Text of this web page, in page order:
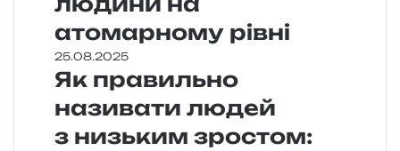
атомарному рівні
25.08.2025
Як правильно
називати людей
з низьким зростом: